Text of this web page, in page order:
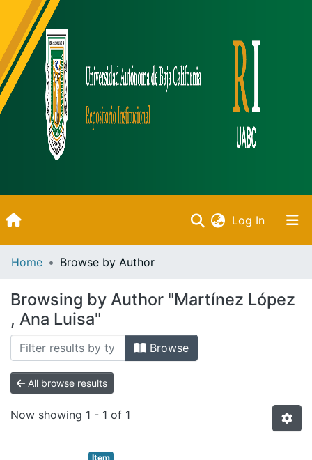
Log In(current)
Inicio
Bibliotecas
Home Browse by Author
Browsing by Author "Martínez López
, Ana Luisa"
Browse
All browse results
Now showing 1 - 1 of 1
Item